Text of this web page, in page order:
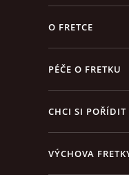
O FRETCE
PÉČE O FRETKU
CHCI SI POŘÍDIT
VÝCHOVA